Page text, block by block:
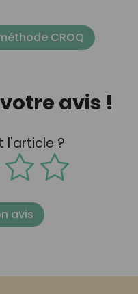
CROQ
avis !
l'article ?
avis